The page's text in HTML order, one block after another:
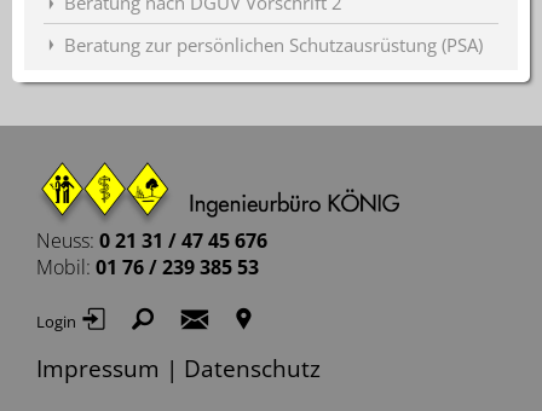
Beratung zur persönlichen Schutzausrüstung (PSA)
Neuss: 0 21 31 / 47 45 676
Mobil: 01 76 / 239 385 53
Login į ř Ś ś
Impressum | Datenschutz